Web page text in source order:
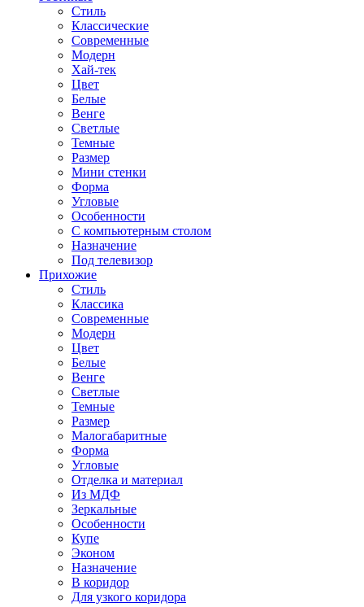
Стиль
Классические
Современные
Модерн
Хай-тек
Цвет
Белые
Венге
Светлые
Темные
Размер
Мини стенки
Форма
Угловые
Особенности
С компьютерным столом
Назначение
Под телевизор
Прихожие
Стиль
Классика
Современные
Модерн
Цвет
Белые
Венге
Светлые
Темные
Размер
Малогабаритные
Форма
Угловые
Отделка и материал
Из МДФ
Зеркальные
Особенности
Купе
Эконом
Назначение
В коридор
Для узкого коридора